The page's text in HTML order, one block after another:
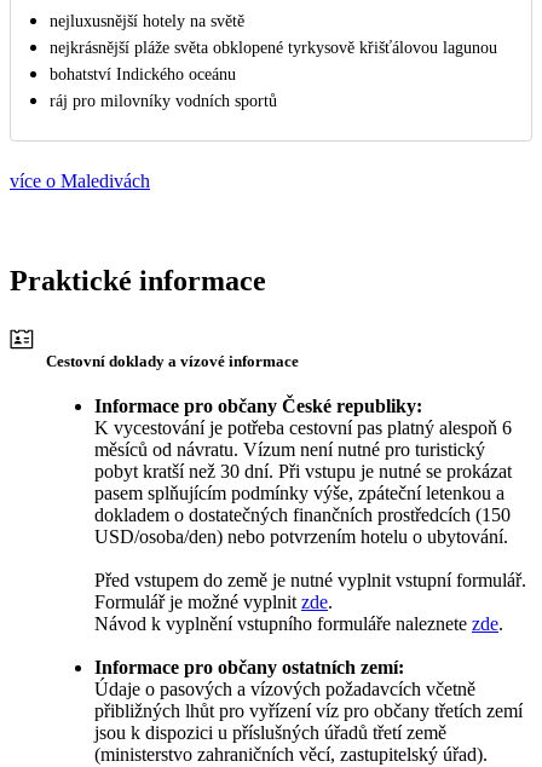
nejluxusnější hotely na světě
nejkrásnější pláže světa obklopené tyrkysově křišťálovou lagunou
bohatství Indického oceánu
ráj pro milovníky vodních sportů
více o Maledivách
Praktické informace
Cestovní doklady a vízové informace
Informace pro občany České republiky:
K vycestování je potřeba cestovní pas platný alespoň 6
měsíců od návratu. Vízum není nutné pro turistický
pobyt kratší než 30 dní. Při vstupu je nutné se prokázat
pasem splňujícím podmínky výše, zpáteční letenkou a
dokladem o dostatečných finančních prostředcích (150
USD/osoba/den) nebo potvrzením hotelu o ubytování.
Před vstupem do země je nutné vyplnit vstupní formulář.
Formulář je možné vyplnit zde.
Návod k vyplnění vstupního formuláře naleznete zde.
Informace pro občany ostatních zemí:
Údaje o pasových a vízových požadavcích včetně
přibližných lhůt pro vyřízení víz pro občany třetích zemí
jsou k dispozici u příslušných úřadů třetí země
(ministerstvo zahraničních věcí, zastupitelský úřad).